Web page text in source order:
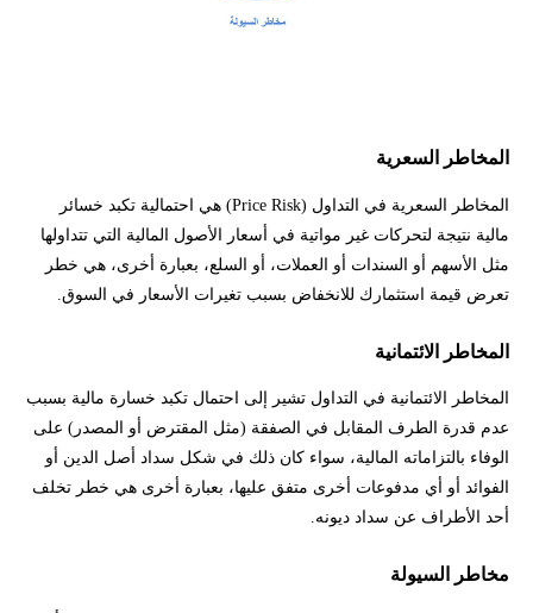
المخاطر السعرية
المخاطر السعرية في التداول (Price Risk) هي احتمالية تكبد خسائر
مالية نتيجة لتحركات غير مواتية في أسعار الأصول المالية التي تتداولها
مثل الأسهم أو السندات أو العملات، أو السلع، بعبارة أخرى، هي خطر
تعرض قيمة استثمارك للانخفاض بسبب تغيرات الأسعار في السوق.
المخاطر الائتمانية
المخاطر الائتمانية في التداول تشير إلى احتمال تكبد خسارة مالية بسبب
عدم قدرة الطرف المقابل في الصفقة (مثل المقترض أو المصدر) على
الوفاء بالتزاماته المالية، سواء كان ذلك في شكل سداد أصل الدين أو
الفوائد أو أي مدفوعات أخرى متفق عليها، بعبارة أخرى هي خطر تخلف
أحد الأطراف عن سداد ديونه.
مخاطر السيولة